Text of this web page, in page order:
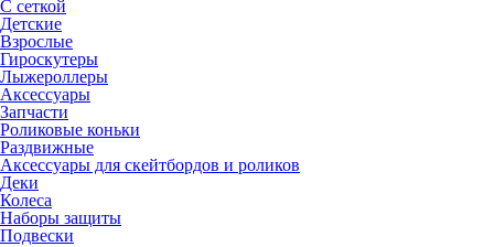
С сеткой
Детские
Взрослые
Гироскутеры
Лыжероллеры
Аксессуары
Запчасти
Роликовые коньки
Раздвижные
Аксессуары для скейтбордов и роликов
Деки
Колеса
Наборы защиты
Подвески